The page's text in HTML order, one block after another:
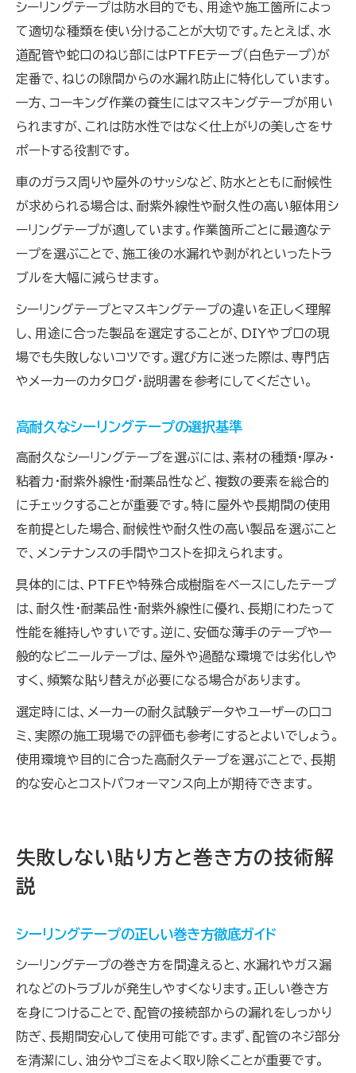
シーリングテープは防水目的でも、用途や施工箇所によっ
て適切な種類を使い分けることが大切です。たとえば、水
道配管や蛇口のねじ部にはPTFEテープ（白色テープ）が
定番で、ねじの隙間からの水漏れ防止に特化しています。
一方、コーキング作業の養生にはマスキングテープが用い
られますが、これは防水性ではなく仕上がりの美しさをサ
ポートする役割です。
車のガラス周りや屋外のサッシなど、防水とともに耐候性
が求められる場合は、耐紫外線性や耐久性の高い躯体用シ
ーリングテープが適しています。作業箇所ごとに最適なテ
ープを選ぶことで、施工後の水漏れや剥がれといったトラ
ブルを大幅に減らせます。
シーリングテープとマスキングテープの違いを正しく理解
し、用途に合った製品を選定することが、DIYやプロの現
場でも失敗しないコツです。選び方に迷った際は、専門店
やメーカーのカタログ・説明書を参考にしてください。
高耐久なシーリングテープの選択基準
高耐久なシーリングテープを選ぶには、素材の種類・厚み・
粘着力・耐紫外線性・耐薬品性など、複数の要素を総合的
にチェックすることが重要です。特に屋外や長期間の使用
を前提とした場合、耐候性や耐久性の高い製品を選ぶこと
で、メンテナンスの手間やコストを抑えられます。
具体的には、PTFEや特殊合成樹脂をベースにしたテープ
は、耐久性・耐薬品性・耐紫外線性に優れ、長期にわたって
性能を維持しやすいです。逆に、安価な薄手のテープや一
般的なビニールテープは、屋外や過酷な環境では劣化しや
すく、頻繁な貼り替えが必要になる場合があります。
選定時には、メーカーの耐久試験データやユーザーの口コ
ミ、実際の施工現場での評価も参考にするとよいでしょう。
使用環境や目的に合った高耐久テープを選ぶことで、長期
的な安心とコストパフォーマンス向上が期待できます。
失敗しない貼り方と巻き方の技術解
説
シーリングテープの正しい巻き方徹底ガイド
シーリングテープの巻き方を間違えると、水漏れやガス漏
れなどのトラブルが発生しやすくなります。正しい巻き方
を身につけることで、配管の接続部からの漏れをしっかり
防ぎ、長期間安心して使用可能です。まず、配管のネジ部分
を清潔にし、油分やゴミをよく取り除くことが重要です。